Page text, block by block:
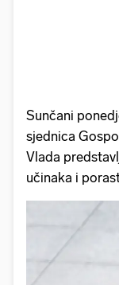
Sunčani
sjednica
Vlada
učinaka i